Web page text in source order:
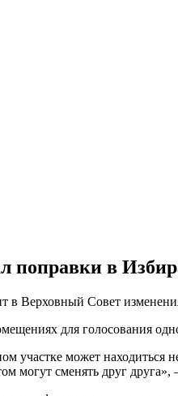
поправки в
в Верховный Совет
для голосования
участке может
могут сменять друг